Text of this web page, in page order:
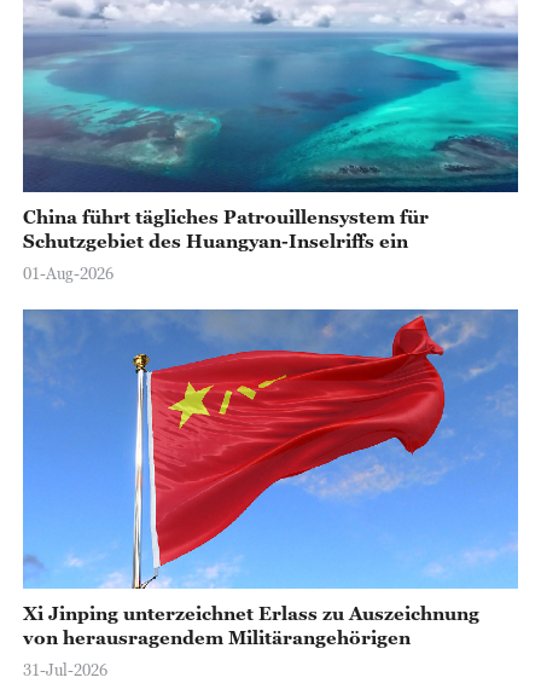
China führt tägliches Patrouillensystem für
Schutzgebiet des Huangyan-Inselriffs ein
01-Aug-2026
Xi Jinping unterzeichnet Erlass zu Auszeichnung
von herausragendem Militärangehörigen
31-Jul-2026